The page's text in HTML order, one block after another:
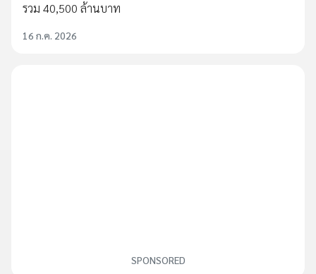
รวม 40,500 ล้านบาท
16 ก.ค. 2026
SPONSORED